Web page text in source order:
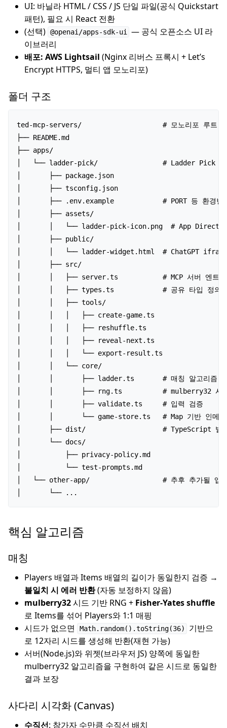
UI: 바닐라 HTML / CSS / JS 단일 파일(공식 Quickstart
패턴), 필요 시 React 전환
(선택) @openai/apps-sdk-ui
— 공식 오픈소스 UI 라
이브러리
배포: AWS Lightsail (Nginx 리버스 프록시 + Let’s
Encrypt HTTPS, 멀티 앱 모노리포)
폴더 구조
ted-mcp-servers/                    # 모노리포 루트
├── README.md
├── apps/
│   └── ladder-pick/                # Ladder Pick 앱
│       ├── package.json
│       ├── tsconfig.json
│       ├── .env.example            # PORT 등 환경변
│       ├── assets/
│       │   └── ladder-pick-icon.png  # App Directory
│       ├── public/
│       │   └── ladder-widget.html  # ChatGPT iframe
│       ├── src/
│       │   ├── server.ts           # MCP 서버 엔트리
│       │   ├── types.ts            # 공유 타입 정의
│       │   ├── tools/
│       │   │   ├── create-game.ts
│       │   │   ├── reshuffle.ts
│       │   │   ├── reveal-next.ts
│       │   │   └── export-result.ts
│       │   └── core/
│       │       ├── ladder.ts       # 매칭 알고리즘
│       │       ├── rng.ts          # mulberry32 시드
│       │       ├── validate.ts     # 입력 검증
│       │       └── game-store.ts   # Map 기반 인메모
│       ├── dist/                   # TypeScript 빌드
│       └── docs/
│           ├── privacy-policy.md
│           └── test-prompts.md
│   └── other-app/                  # 추후 추가될 앱 (
│       └── ...
핵심 알고리즘
매칭
Players 배열과 Items 배열의 길이가 동일한지 검증 →
불일치 시 에러 반환(자동 보정하지 않음)
mulberry32시드 기반 RNG + Fisher-Yates shuffle
로 Items를 섞어 Players와 1:1 매핑
시드가 없으면
Math.random().toString(36)
기반으
로 12자리 시드를 생성해 반환(재현 가능)
서버(Node.js)와 위젯(브라우저 JS) 양쪽에 동일한
mulberry32 알고리즘을 구현하여 같은 시드로 동일한
결과 보장
사다리 시각화 (Canvas)
수직선: 참가자 수만큼 수직선 배치